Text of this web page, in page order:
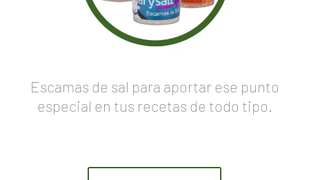
Escamas de sal para aportar ese punto
especial en tus recetas de todo tipo.